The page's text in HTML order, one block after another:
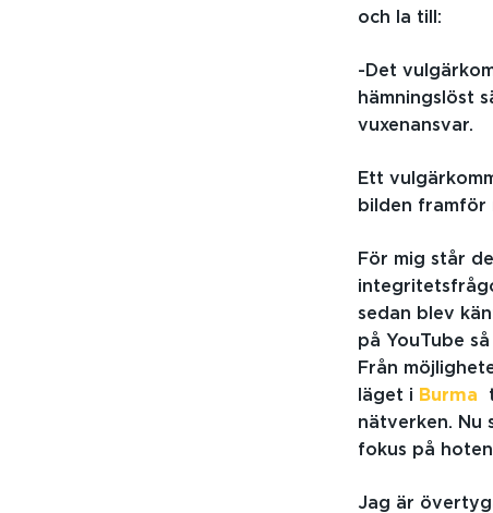
och la till:
-Det
hämningslöst
vuxenansvar.
Ett
bilden framför
För mig står
sedan blev
på YouTube
Från
läget i Burma
nätverken.
fokus på
Jag är